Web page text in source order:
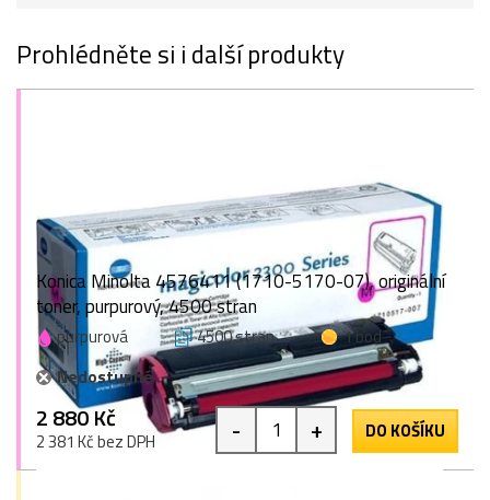
Prohlédněte si i další produkty
Konica Minolta 4576411 (1710-5170-07), originální
toner, purpurový, 4500 stran
purpurová 4500 stran
1 bod
Nedostupné
2 880 Kč
2 381 Kč bez DPH - + DO KOŠÍKU